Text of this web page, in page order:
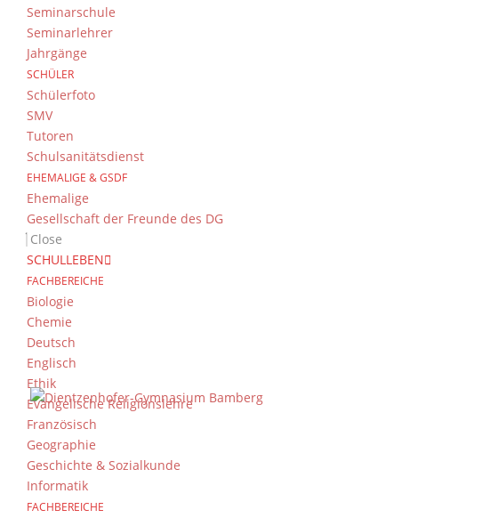
Seminarschule
Seminarlehrer
Jahrgänge
SCHÜLER
Schülerfoto
SMV
Tutoren
Schulsanitätsdienst
EHEMALIGE & GSDF
Ehemalige
Gesellschaft der Freunde des DG
Close
SCHULLEBEN
FACHBEREICHE
Biologie
Chemie
Deutsch
Englisch
Ethik
Evangelische Religionslehre
Französisch
Geographie
Geschichte & Sozialkunde
Informatik
FACHBEREICHE